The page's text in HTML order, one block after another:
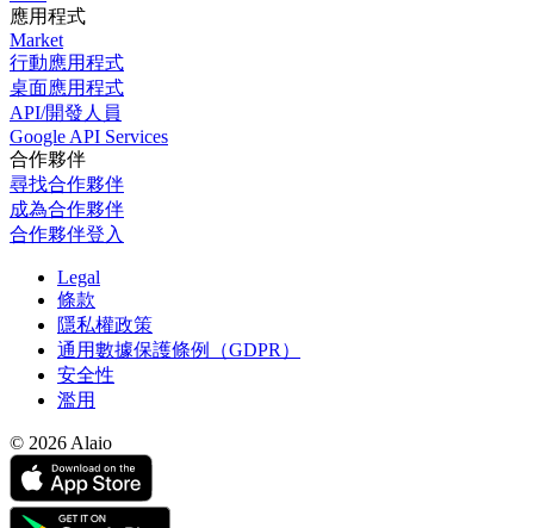
應用程式
Market
行動應用程式
桌面應用程式
API/開發人員
Google API Services
合作夥伴
尋找合作夥伴
成為合作夥伴
合作夥伴登入
Legal
條款
隱私權政策
通用數據保護條例（GDPR）
安全性
濫用
© 2026 Alaio